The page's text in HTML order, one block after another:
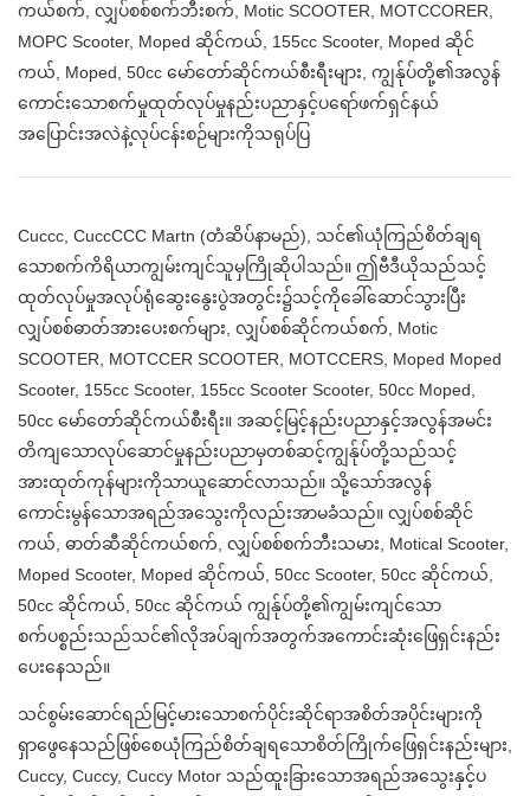
ကယ်စက်, လျှပ်စစ်စက်ဘီးစက်, Motic SCOOTER, MOTCCORER,
MOPC Scooter, Moped ဆိုင်ကယ်, 155cc Scooter, Moped ဆိုင်
ကယ်, Moped, 50cc မော်တော်ဆိုင်ကယ်စီးရီးများ, ကျွန်ုပ်တို့၏အလွန်
ကောင်းသောစက်မှုထုတ်လုပ်မှုနည်းပညာနှင့်ပရော်ဖက်ရှင်နယ်
အပြောင်းအလဲနဲ့လုပ်ငန်းစဉ်များကိုသရုပ်ပြ
Cuccc, CuccCCC Martn (တံဆိပ်နာမည်), သင်၏ယုံကြည်စိတ်ချရ
သောစက်ကိရိယာကျွမ်းကျင်သူမှကြိုဆိုပါသည်။ ဤဗီဒီယိုသည်သင့်
ထုတ်လုပ်မှုအလုပ်ရုံဆွေးနွေးပွဲအတွင်း၌သင့်ကိုခေါ်ဆောင်သွားပြီး
လျှပ်စစ်ဓာတ်အားပေးစက်များ, လျှပ်စစ်ဆိုင်ကယ်စက်, Motic
SCOOTER, MOTCCER SCOOTER, MOTCCERS, Moped Moped
Scooter, 155cc Scooter, 155cc Scooter Scooter, 50cc Moped,
50cc မော်တော်ဆိုင်ကယ်စီးရီး။ အဆင့်မြင့်နည်းပညာနှင့်အလွန်အမင်း
တိကျသောလုပ်ဆောင်မှုနည်းပညာမှတစ်ဆင့်ကျွန်ုပ်တို့သည်သင့်
အားထုတ်ကုန်များကိုသာယူဆောင်လာသည်။ သို့သော်အလွန်
ကောင်းမွန်သောအရည်အသွေးကိုလည်းအာမခံသည်။ လျှပ်စစ်ဆိုင်
ကယ်, ဓာတ်ဆီဆိုင်ကယ်စက်, လျှပ်စစ်စက်ဘီးသမား, Motical Scooter,
Moped Scooter, Moped ဆိုင်ကယ်, 50cc Scooter, 50cc ဆိုင်ကယ်,
50cc ဆိုင်ကယ်, 50cc ဆိုင်ကယ် ကျွန်ုပ်တို့၏ကျွမ်းကျင်သော
စက်ပစ္စည်းသည်သင်၏လိုအပ်ချက်အတွက်အကောင်းဆုံးဖြေရှင်းနည်း
ပေးနေသည်။
သင်စွမ်းဆောင်ရည်မြင့်မားသောစက်ပိုင်းဆိုင်ရာအစိတ်အပိုင်းများကို
ရှာဖွေနေသည်ဖြစ်စေယုံကြည်စိတ်ချရသောစိတ်ကြိုက်ဖြေရှင်းနည်းများ,
Cuccy, Cuccy, Cuccy Motor သည်ထူးခြားသောအရည်အသွေးနှင့်ပ